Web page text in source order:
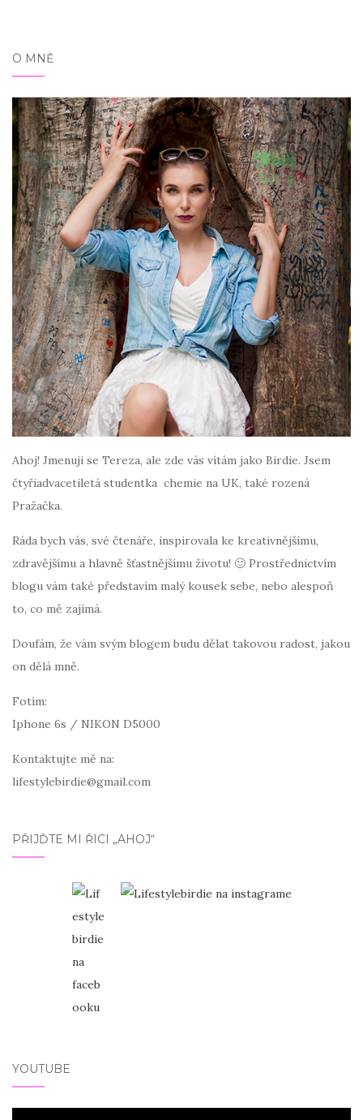
O MNĚ
Ahoj! Jmenuji se Tereza, ale zde vás vítám jako Birdie. Jsem
čtyřiadvacetiletá studentka chemie na UK, také rozená
Pražačka.
Ráda bych vás, své čtenáře, inspirovala ke kreativnějšímu,
zdravějšímu a hlavně šťastnějšímu životu! 🙂 Prostřednictvím
blogu vám také představím malý kousek sebe, nebo alespoň
to, co mě zajímá.
Doufám, že vám svým blogem budu dělat takovou radost, jakou
on dělá mně.
Fotím:
Iphone 6s / NIKON D5000
Kontaktujte mě na:
lifestylebirdie@gmail.com
PŘIJĎTE MI ŘÍCI „AHOJ“
YOUTUBE